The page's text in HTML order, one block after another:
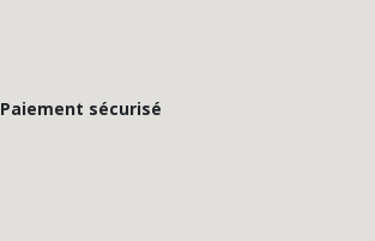
Paiement sécurisé